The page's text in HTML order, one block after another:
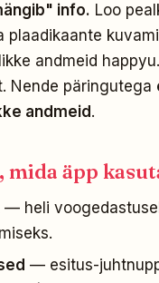
info. Loo
plaadikaante
andmeid
Nende päringutega
andmeid .
mida äpp
— heli
— esitus-